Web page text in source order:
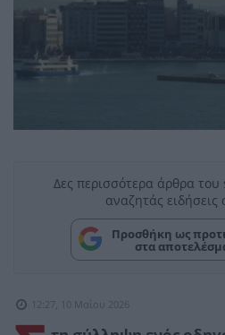
Δες περισσότερα άρθρα
αναζητάς ειδήσεις
Προσθήκη ως
στα
12:27, 10 Μαΐου 2026